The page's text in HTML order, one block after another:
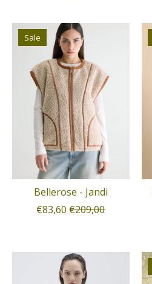
Sale
Bellerose - Jandi
€83,60 €209,00